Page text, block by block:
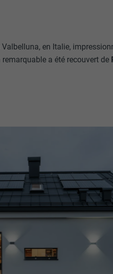
en Italie,
a été recouvert de